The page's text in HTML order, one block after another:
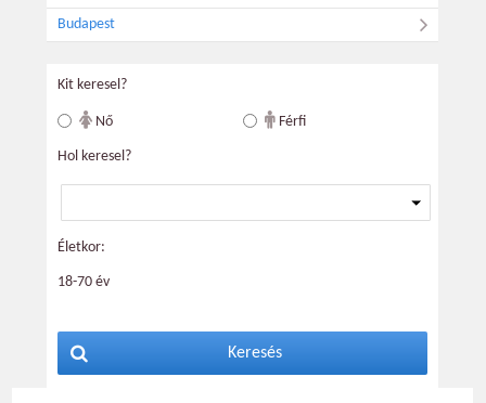
Budapest
Kit keresel?
Nő Férfi
Hol keresel?
Életkor:
18-70 év
Keresés